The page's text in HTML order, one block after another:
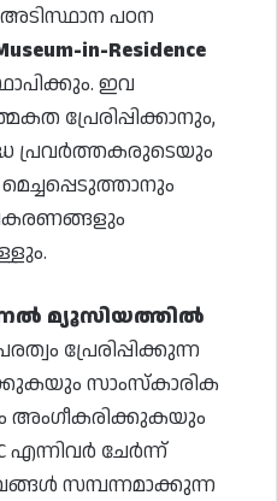
പഠന
in-Residence
ഇവ
പ്രേരിപ്പിക്കാനും,
പ്രവർത്തകരുടെയും
മ്യൂസിയത്തിൽ
പ്രേരിപ്പിക്കുന്ന
സാംസ്കാരിക
അംഗീകരിക്കുകയും
എന്നിവർ ചേർന്ന്
സമ്പന്നമാക്കുന്ന